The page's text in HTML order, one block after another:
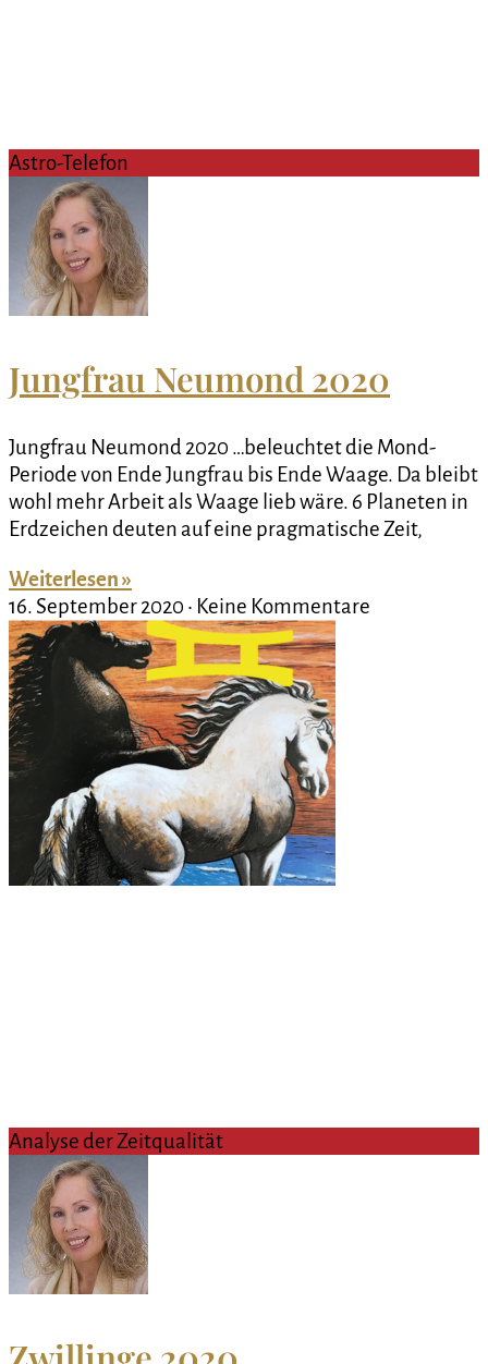
Astro-Telefon
Jungfrau Neumond 2020
Jungfrau Neumond 2020 …beleuchtet die Mond-
Periode von Ende Jungfrau bis Ende Waage. Da bleibt
wohl mehr Arbeit als Waage lieb wäre. 6 Planeten in
Erdzeichen deuten auf eine pragmatische Zeit,
Weiterlesen »
16. September 2020
Keine Kommentare
Analyse der Zeitqualität